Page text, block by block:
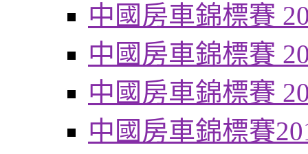
中國房車錦標賽
中國房車錦標賽
中國房車錦標賽
中國房車錦標賽